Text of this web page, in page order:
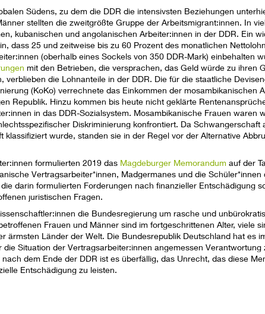
Südens, zu dem die DDR die intensivsten Beziehungen
stellten die zweitgrößte Gruppe der Arbeitsmigrant:innen. In
kubanischen und angolanischen Arbeiter:innen in der DDR. Ein
dass 25 und zeitweise bis zu 60 Prozent des monatlichen
(oberhalb eines Sockels von 350 DDR-Mark) einbehalten
mit den Betrieben, die versprachen, das Geld würde zu ihren
verblieben die Lohnanteile in der DDR. Die für die staatliche
(KoKo) verrechnete das Einkommen der mosambikanischen
Republik. Hinzu kommen bis heute nicht geklärte
in das DDR-Sozialsystem. Mosambikanische Frauen waren
Diskriminierung konfrontiert. Da Schwangerschaft
klassifiziert wurde, standen sie in der Regel vor der Alternative
formulierten 2019 das Magdeburger Memorandum auf der
Vertragsarbeiter*innen, Madgermanes und die Schüler*innen
darin formulierten Forderungen nach finanzieller Entschädigung
juristischen Fragen.
die Bundesregierung um rasche und
Frauen und Männer sind im fortgeschrittenen Alter, viele
ärmsten Länder der Welt. Die Bundesrepublik Deutschland hat es
Situation der Vertragsarbeiter:innen angemessen Verantwortung
dem Ende der DDR ist es überfällig, das Unrecht, das diese
Entschädigung zu leisten.